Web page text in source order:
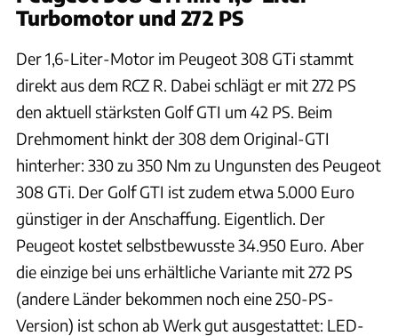
Turbomotor und 272 PS
Der 1,6-Liter-Motor im Peugeot 308 GTi stammt
direkt aus dem RCZ R. Dabei schlägt er mit 272 PS
den aktuell stärksten Golf GTI um 42 PS. Beim
Drehmoment hinkt der 308 dem Original-GTI
hinterher: 330 zu 350 Nm zu Ungunsten des Peugeot
308 GTi. Der Golf GTI ist zudem etwa 5.000 Euro
günstiger in der Anschaffung. Eigentlich. Der
Peugeot kostet selbstbewusste 34.950 Euro. Aber
die einzige bei uns erhältliche Variante mit 272 PS
(andere Länder bekommen noch eine 250-PS-
Version) ist schon ab Werk gut ausgestattet: LED-